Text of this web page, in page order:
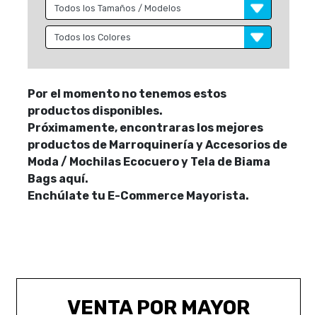
Por el momento no tenemos estos
productos disponibles.
Próximamente, encontraras los mejores
productos de Marroquinería y Accesorios de
Moda / Mochilas Ecocuero y Tela de Biama
Bags aquí.
Enchúlate tu E-Commerce Mayorista.
VENTA POR MAYOR